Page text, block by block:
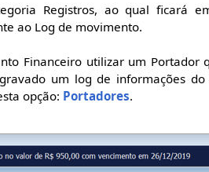
Registros, ao qual ficará
ao Log de movimento.
Financeiro utilizar um
um log de informações
opção: Portadores.